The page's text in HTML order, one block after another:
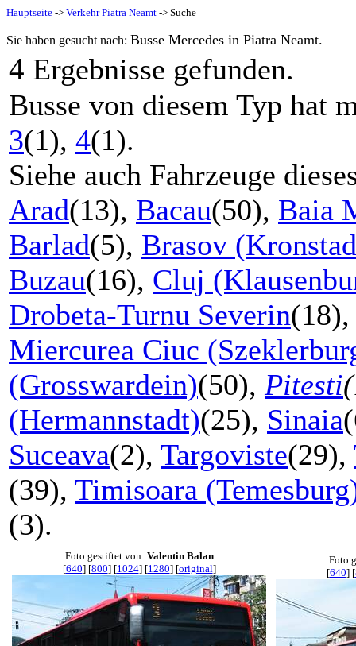
Hauptseite -> Verkehr Piatra Neamt -> Suche
Sie haben gesucht nach: Busse Mercedes in Piatra Neamt.
4 Ergebnisse gefunden.
Busse von diesem Typ hat
3(1), 4(1).
Siehe auch Fahrzeuge
Arad(13), Bacau(50), Baia
Barlad(5), Brasov
Buzau(16), Cluj
Drobeta-Turnu Severin
Miercurea Ciuc
(Grosswardein)(50), Pitesti
(Hermannstadt)(25), Sinaia
Suceava(2), Targoviste(29),
(39), Timisoara
(3).
Foto gestiftet von: Valentin Balan
[640] [800] [1024] [1280] [original]
Foto
[640] [